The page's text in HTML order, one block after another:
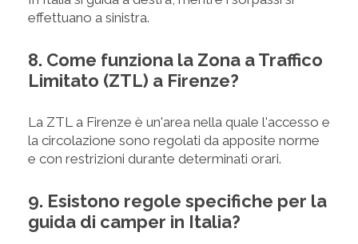
effettuano a sinistra.
8. Come funziona la Zona a Traffico
Limitato (ZTL) a Firenze?
La ZTL a Firenze è un'area nella quale l'accesso e
la circolazione sono regolati da apposite norme
e con restrizioni durante determinati orari.
9. Esistono regole specifiche per la
guida di camper in Italia?